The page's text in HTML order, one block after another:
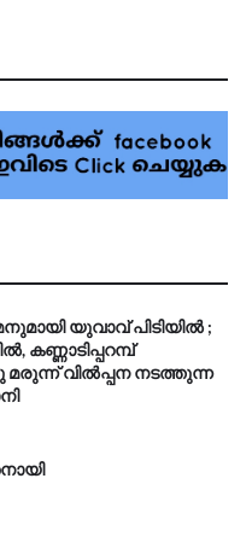
യുവാവ് പിടിയിൽ ;
കണ്ണാടിപ്പറമ്പ്
മരുന്ന് വിൽപ്പന നടത്തുന്ന